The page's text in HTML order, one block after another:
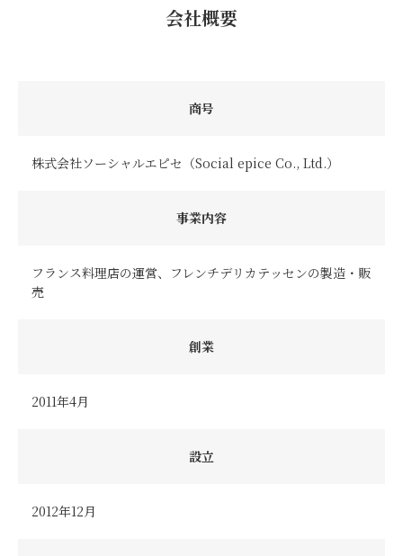
会社概要
商号
株式会社ソーシャルエピセ（Social epice Co., Ltd.）
事業内容
フランス料理店の運営、フレンチデリカテッセンの製造・販
売
創業
2011年4月
設立
2012年12月